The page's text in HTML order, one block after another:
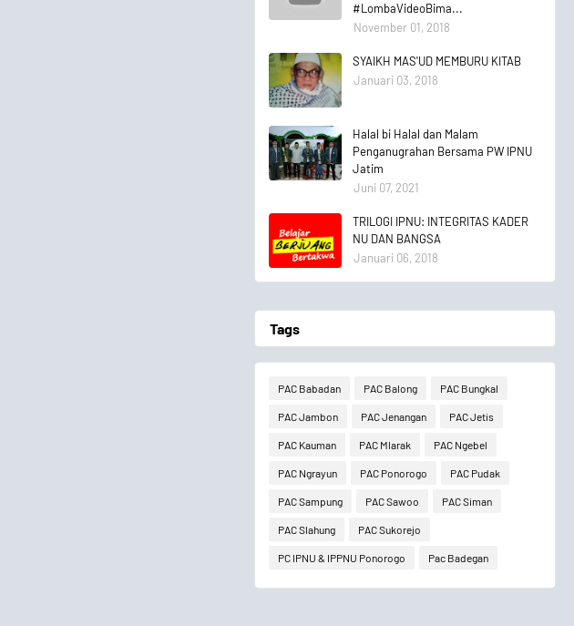
#LombaVideoBima...
November 01, 2018
SYAIKH MAS'UD MEMBURU KITAB
Januari 03, 2018
Halal bi Halal dan Malam
Penganugrahan Bersama PW IPNU
Jatim
Juni 07, 2021
TRILOGI IPNU: INTEGRITAS KADER
NU DAN BANGSA
Januari 06, 2018
Tags
PAC Babadan PAC Balong PAC Bungkal
PAC Jambon PAC Jenangan PAC Jetis
PAC Kauman PAC Mlarak PAC Ngebel
PAC Ngrayun PAC Ponorogo PAC Pudak
PAC Sampung PAC Sawoo PAC Siman
PAC Slahung PAC Sukorejo
PC IPNU & IPPNU Ponorogo Pac Badegan